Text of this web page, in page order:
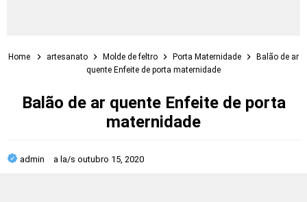
Home artesanato Molde de feltro Porta Maternidade
Balão de ar
quente Enfeite de porta maternidade
Balão de ar quente Enfeite de porta
maternidade
admin a la/s outubro 15, 2020